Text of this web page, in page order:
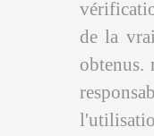
de la
obtenus.